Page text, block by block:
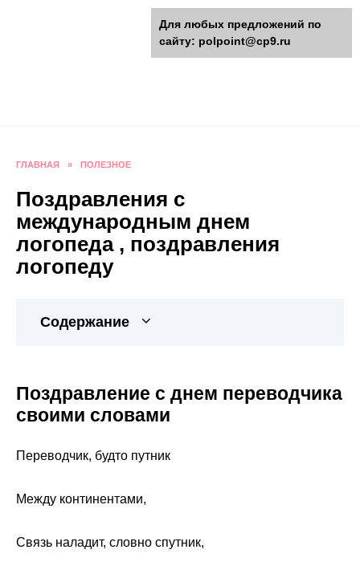
polpoint.ru - Разнообразные
поделки к праздникам
ГЛАВНАЯ » ПОЛЕЗНОЕ
Поздравления с
международным днем
логопеда , поздравления
логопеду
Содержание
Поздравление с днем переводчика
своими словами
Переводчик, будто путник
Между континентами,
Связь наладит, словно спутник,
Для любых предложений по
сайту: polpoint@cp9.ru